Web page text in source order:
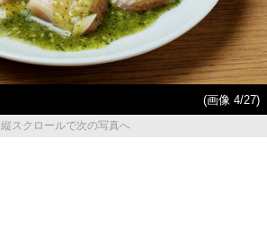
(画像 4/27)
縦スクロールで次の写真へ